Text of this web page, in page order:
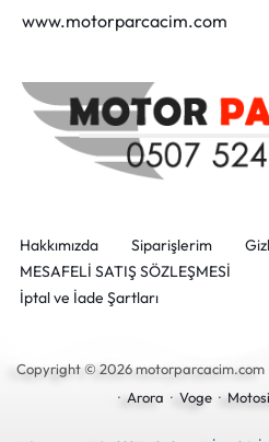
www.motorparcacim.com
Hakkımızda Siparişlerim
MESAFELİ SATIŞ SÖZLEŞMESİ
İptal ve İade Şartları
Copyright © 2026 motorparcacim.com
· Arora · Voge·